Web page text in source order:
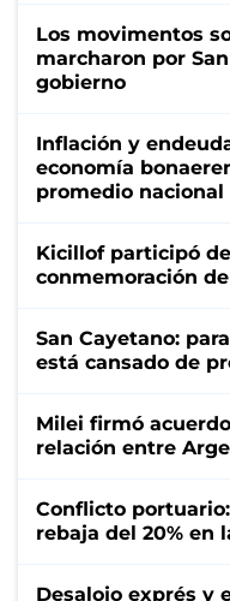
Los movimentos
marcharon por
gobierno
Inflación y
economía
promedio
Kicillof participó
conmemoración
San Cayetano:
está cansado de
Milei firmó
relación entre
Conflicto
rebaja del 20% en
Desalojo exprés y